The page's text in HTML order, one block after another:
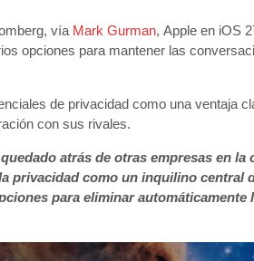
vía Mark Gurman, Apple en iOS
opciones para mantener las
de privacidad como una ventaja
con sus rivales.
atrás de otras empresas en
privacidad como un inquilino central
para eliminar automáticamente